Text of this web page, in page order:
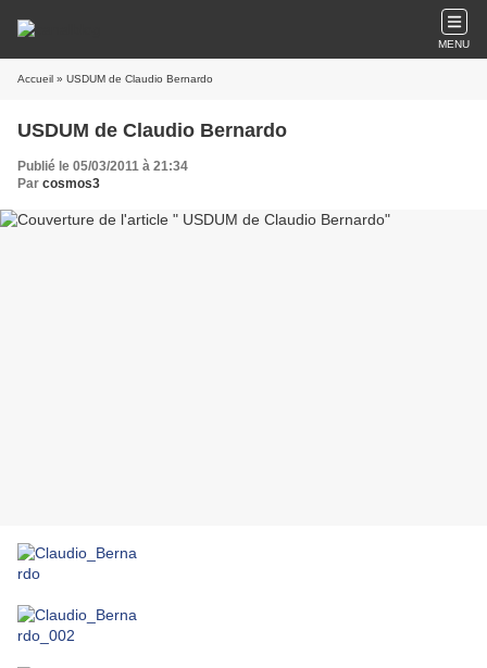
MENU
Accueil » USDUM de Claudio Bernardo
USDUM de Claudio Bernardo
Publié le 05/03/2011 à 21:34
Par cosmos3